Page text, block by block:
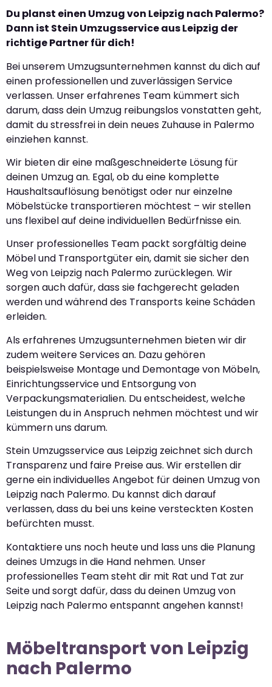
Du planst einen Umzug von Leipzig nach Palermo?
Dann ist Stein Umzugsservice aus Leipzig der
richtige Partner für dich!
Bei unserem Umzugsunternehmen kannst du dich auf
einen professionellen und zuverlässigen Service
verlassen. Unser erfahrenes Team kümmert sich
darum, dass dein Umzug reibungslos vonstatten geht,
damit du stressfrei in dein neues Zuhause in Palermo
einziehen kannst.
Wir bieten dir eine maßgeschneiderte Lösung für
deinen Umzug an. Egal, ob du eine komplette
Haushaltsauflösung benötigst oder nur einzelne
Möbelstücke transportieren möchtest – wir stellen
uns flexibel auf deine individuellen Bedürfnisse ein.
Unser professionelles Team packt sorgfältig deine
Möbel und Transportgüter ein, damit sie sicher den
Weg von Leipzig nach Palermo zurücklegen. Wir
sorgen auch dafür, dass sie fachgerecht geladen
werden und während des Transports keine Schäden
erleiden.
Als erfahrenes Umzugsunternehmen bieten wir dir
zudem weitere Services an. Dazu gehören
beispielsweise Montage und Demontage von Möbeln,
Einrichtungsservice und Entsorgung von
Verpackungsmaterialien. Du entscheidest, welche
Leistungen du in Anspruch nehmen möchtest und wir
kümmern uns darum.
Stein Umzugsservice aus Leipzig zeichnet sich durch
Transparenz und faire Preise aus. Wir erstellen dir
gerne ein individuelles Angebot für deinen Umzug von
Leipzig nach Palermo. Du kannst dich darauf
verlassen, dass du bei uns keine versteckten Kosten
befürchten musst.
Kontaktiere uns noch heute und lass uns die Planung
deines Umzugs in die Hand nehmen. Unser
professionelles Team steht dir mit Rat und Tat zur
Seite und sorgt dafür, dass du deinen Umzug von
Leipzig nach Palermo entspannt angehen kannst!
Möbeltransport von Leipzig
nach Palermo